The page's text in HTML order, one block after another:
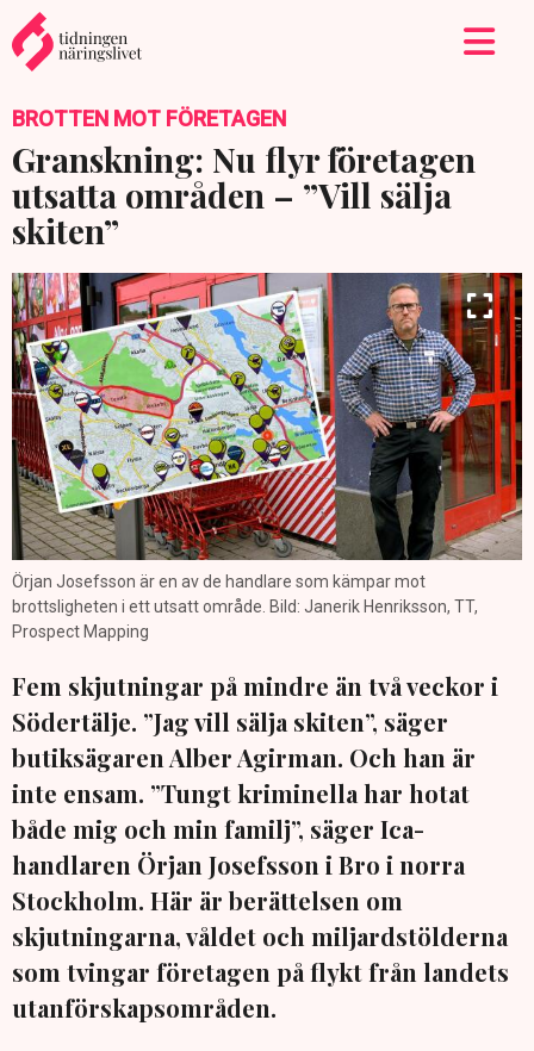
BROTTEN MOT FÖRETAGEN
Granskning: Nu flyr företagen
utsatta områden – ”Vill sälja
skiten”
Örjan Josefsson är en av de handlare som kämpar mot
brottsligheten i ett utsatt område. Bild: Janerik Henriksson, TT,
Prospect Mapping
Fem skjutningar på mindre än två veckor i
Södertälje. ”Jag vill sälja skiten”, säger
butiksägaren Alber Agirman. Och han är
inte ensam. ”Tungt kriminella har hotat
både mig och min familj”, säger Ica-
handlaren Örjan Josefsson i Bro i norra
Stockholm. Här är berättelsen om
skjutningarna, våldet och miljardstölderna
som tvingar företagen på flykt från landets
utanförskapsområden.